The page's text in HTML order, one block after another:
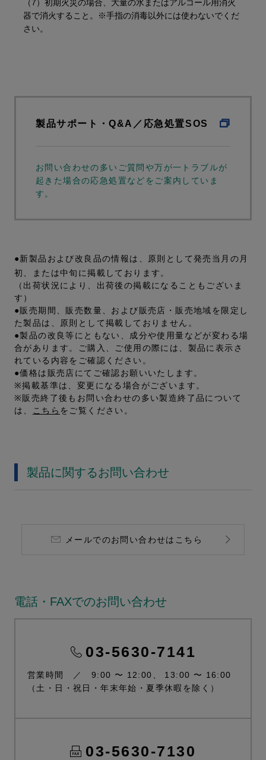
（7）初期火災の場合、大量の水またはアルコール用消火
器で消火すること。※手指の消毒以外には使わないでくだ
さい。
製品サポート・Q&A／応急処置SOS
お問い合わせの多いご質問や万が一トラブルが
起きた場合の応急処置などをご案内していま
す。
●新製品および改良品の情報は、原則として発売当月の月
初、または中旬に掲載しております。
（出荷状況により、出荷後の掲載になることもございま
す）
●販売期間、販売数量、および販売店・販売地域を限定し
た製品は、原則として掲載しておりません。
●製品の改良等にともない、成分や使用量などが変わる場
合があります。ご購入、ご使用の際には、製品に表示さ
れている内容をご確認ください。
●価格は販売店にてご確認お願いいたします。
※掲載基準は、変更になる場合がございます。
※販売終了後もお問い合わせの多い製造終了品について
は、
こちら をご覧ください。
製品に関するお問い合わせ
メールでのお問い合わせはこちら
電話・FAXでのお問い合わせ
03-5630-7141
営業時間 ／ 9:00 〜 12:00、 13:00 〜 16:00
（土・日・祝日・年末年始・夏季休暇を除く）
03-5630-7130